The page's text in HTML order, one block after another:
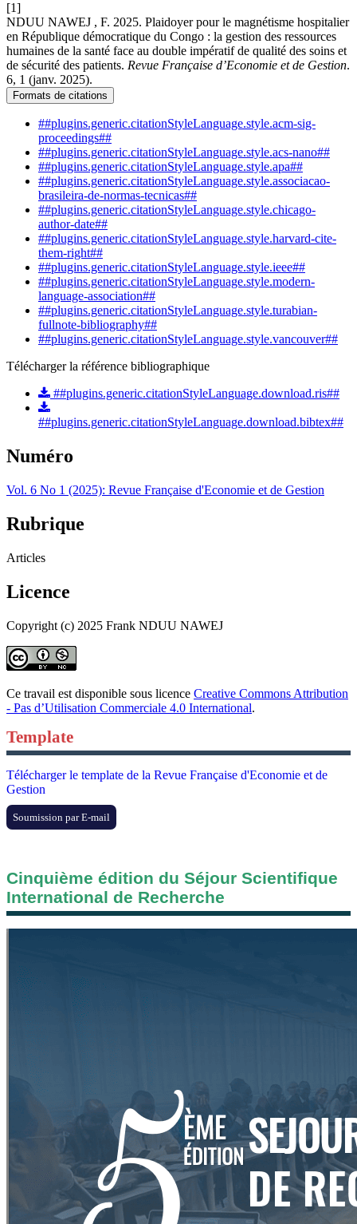
[1]
NDUU NAWEJ , F. 2025. Plaidoyer pour le magnétisme hospitalier
en République démocratique du Congo : la gestion des ressources
humaines de la santé face au double impératif de qualité des soins et
de sécurité des patients. Revue Française d’Economie et de Gestion.
6, 1 (janv. 2025).
Formats de citations
##plugins.generic.citationStyleLanguage.style.acm-sig-
proceedings##
##plugins.generic.citationStyleLanguage.style.acs-nano##
##plugins.generic.citationStyleLanguage.style.apa##
##plugins.generic.citationStyleLanguage.style.associacao-
brasileira-de-normas-tecnicas##
##plugins.generic.citationStyleLanguage.style.chicago-
author-date##
##plugins.generic.citationStyleLanguage.style.harvard-cite-
them-right##
##plugins.generic.citationStyleLanguage.style.ieee##
##plugins.generic.citationStyleLanguage.style.modern-
language-association##
##plugins.generic.citationStyleLanguage.style.turabian-
fullnote-bibliography##
##plugins.generic.citationStyleLanguage.style.vancouver##
Télécharger la référence bibliographique
##plugins.generic.citationStyleLanguage.download.ris##
##plugins.generic.citationStyleLanguage.download.bibtex##
Numéro
Vol. 6 No 1 (2025): Revue Française d'Economie et de Gestion
Rubrique
Articles
Licence
Copyright (c) 2025 Frank NDUU NAWEJ
Ce travail est disponible sous licence Creative Commons Attribution
- Pas d’Utilisation Commerciale 4.0 International.
Template
Télécharger le template de la Revue Française d'Economie et de
Gestion
Soumission par E-mail
Cinquième édition du Séjour Scientifique
International de Recherche